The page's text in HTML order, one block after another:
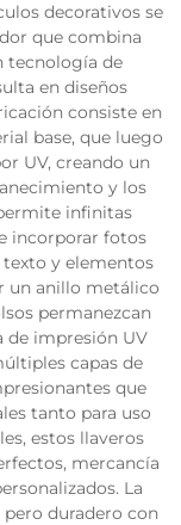
decorativos se
que combina
tecnología de
en diseños
consiste en
base, que luego
UV, creando un
y los
infinitas
incorporar fotos
texto y elementos
un anillo metálico
permanezcan
de impresión UV
capas de
que
tanto para uso
estos llaveros
mercancía
La
duradero con